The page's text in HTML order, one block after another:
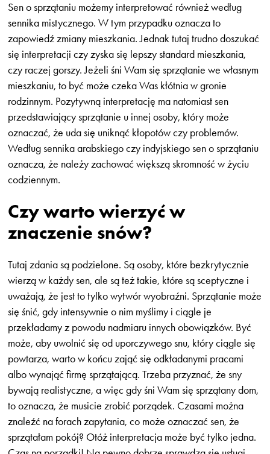
Sen o sprzątaniu możemy interpretować również według
sennika mistycznego. W tym przypadku oznacza to
zapowiedź zmiany mieszkania. Jednak tutaj trudno doszukać
się interpretacji czy zyska się lepszy standard mieszkania,
czy raczej gorszy. Jeżeli śni Wam się sprzątanie we własnym
mieszkaniu, to być może czeka Was kłótnia w gronie
rodzinnym. Pozytywną interpretację ma natomiast sen
przedstawiający sprzątanie u innej osoby, który może
oznaczać, że uda się uniknąć kłopotów czy problemów.
Według sennika arabskiego czy indyjskiego sen o sprzątaniu
oznacza, że należy zachować większą skromność w życiu
codziennym.
Czy warto wierzyć w
znaczenie snów?
Tutaj zdania są podzielone. Są osoby, które bezkrytycznie
wierzą w każdy sen, ale są też takie, które są sceptyczne i
uważają, że jest to tylko wytwór wyobraźni. Sprzątanie może
się śnić, gdy intensywnie o nim myślimy i ciągle je
przekładamy z powodu nadmiaru innych obowiązków. Być
może, aby uwolnić się od uporczywego snu, który ciągle się
powtarza, warto w końcu zająć się odkładanymi pracami
albo wynająć firmę sprzątającą. Trzeba przyznać, że sny
bywają realistyczne, a więc gdy śni Wam się sprzątany dom,
to oznacza, że musicie zrobić porządek. Czasami można
znaleźć na forach zapytania, co może oznaczać sen, że
sprzątałam pokój? Otóż interpretacja może być tylko jedna.